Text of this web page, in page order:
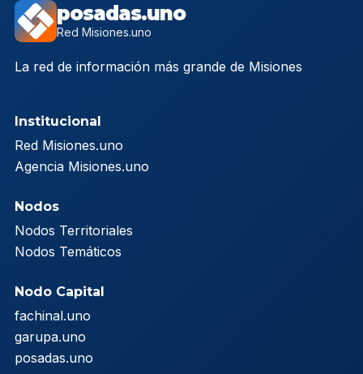
posadas.uno
Red Misiones.uno
La red de información más grande de Misiones
Institucional
Red Misiones.uno
Agencia Misiones.uno
Nodos
Nodos Territoriales
Nodos Temáticos
Nodo Capital
fachinal.uno
garupa.uno
posadas.uno